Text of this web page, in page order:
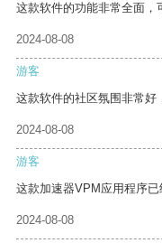
这款软件的功能非常全面，
2024-08-08
游客
这款软件的社区氛围非常好
2024-08-08
游客
这款加速器VPM应用程序已
2024-08-08